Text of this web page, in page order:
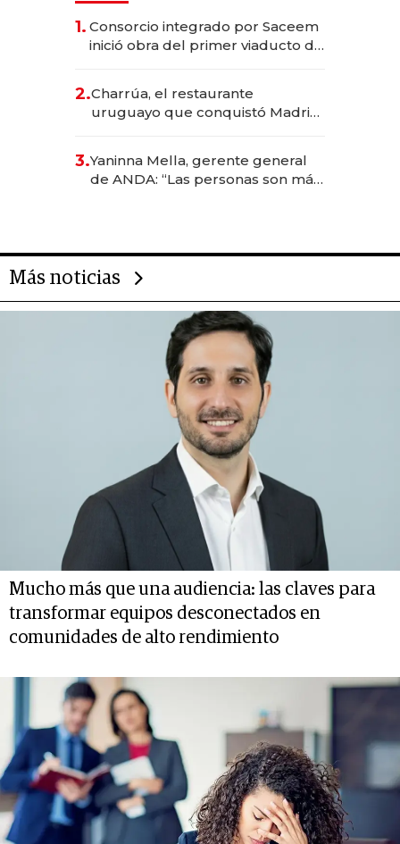
1. Consorcio integrado por Saceem
inició obra del primer viaducto de
millones
2.Charrúa, el restaurante
uruguayo que conquistó Madrid:
anticipación y prepara apertura
3.Yaninna Mella, gerente general
de ANDA: “Las personas son más
Más noticias
Mucho más que una audiencia: las claves para
transformar equipos desconectados en
comunidades de alto rendimiento